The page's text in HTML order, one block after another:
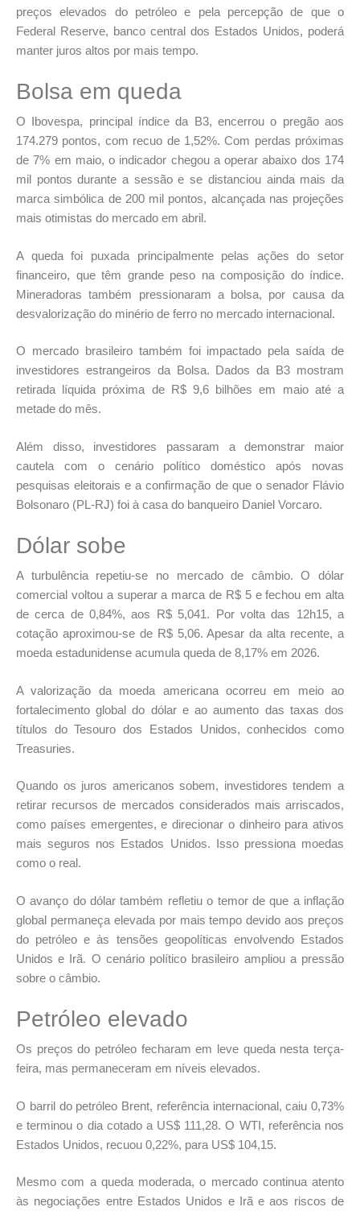
preços elevados do petróleo e pela percepção de que o
Federal Reserve, banco central dos Estados Unidos, poderá
manter juros altos por mais tempo.
Bolsa em queda
O Ibovespa, principal índice da B3, encerrou o pregão aos
174.279 pontos, com recuo de 1,52%. Com perdas próximas
de 7% em maio, o indicador chegou a operar abaixo dos 174
mil pontos durante a sessão e se distanciou ainda mais da
marca simbólica de 200 mil pontos, alcançada nas projeções
mais otimistas do mercado em abril.
A queda foi puxada principalmente pelas ações do setor
financeiro, que têm grande peso na composição do índice.
Mineradoras também pressionaram a bolsa, por causa da
desvalorização do minério de ferro no mercado internacional.
O mercado brasileiro também foi impactado pela saída de
investidores estrangeiros da Bolsa. Dados da B3 mostram
retirada líquida próxima de R$ 9,6 bilhões em maio até a
metade do mês.
Além disso, investidores passaram a demonstrar maior
cautela com o cenário político doméstico após novas
pesquisas eleitorais e a confirmação de que o senador Flávio
Bolsonaro (PL-RJ) foi à casa do banqueiro Daniel Vorcaro.
Dólar sobe
A turbulência repetiu-se no mercado de câmbio. O dólar
comercial voltou a superar a marca de R$ 5 e fechou em alta
de cerca de 0,84%, aos R$ 5,041. Por volta das 12h15, a
cotação aproximou-se de R$ 5,06. Apesar da alta recente, a
moeda estadunidense acumula queda de 8,17% em 2026.
A valorização da moeda americana ocorreu em meio ao
fortalecimento global do dólar e ao aumento das taxas dos
títulos do Tesouro dos Estados Unidos, conhecidos como
Treasuries.
Quando os juros americanos sobem, investidores tendem a
retirar recursos de mercados considerados mais arriscados,
como países emergentes, e direcionar o dinheiro para ativos
mais seguros nos Estados Unidos. Isso pressiona moedas
como o real.
O avanço do dólar também refletiu o temor de que a inflação
global permaneça elevada por mais tempo devido aos preços
do petróleo e às tensões geopolíticas envolvendo Estados
Unidos e Irã. O cenário político brasileiro ampliou a pressão
sobre o câmbio.
Petróleo elevado
Os preços do petróleo fecharam em leve queda nesta terça-
feira, mas permaneceram em níveis elevados.
O barril do petróleo Brent, referência internacional, caiu 0,73%
e terminou o dia cotado a US$ 111,28. O WTI, referência nos
Estados Unidos, recuou 0,22%, para US$ 104,15.
Mesmo com a queda moderada, o mercado continua atento
às negociações entre Estados Unidos e Irã e aos riscos de